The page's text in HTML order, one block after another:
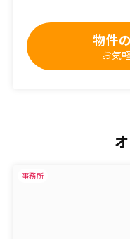
物件
お気
事務所